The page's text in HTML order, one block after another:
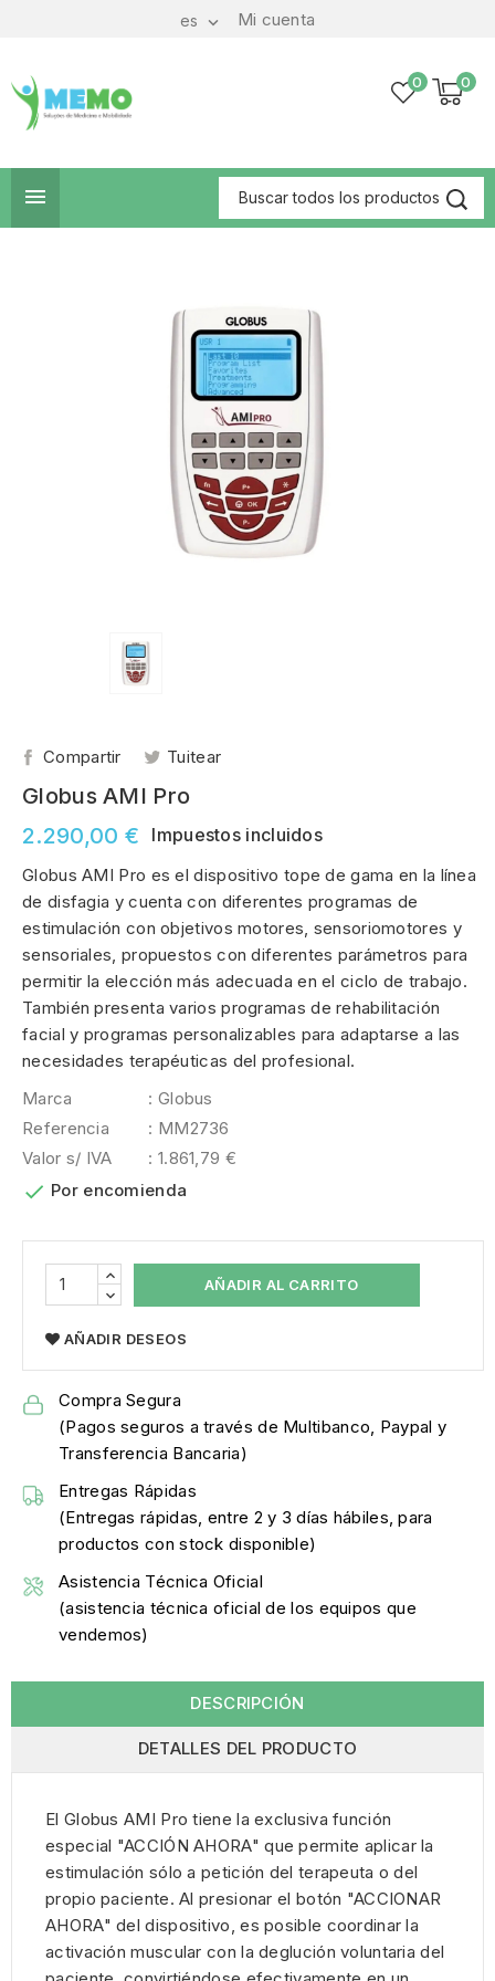
Mi cuenta
es 
0
0

Compartir Tuitear
Globus AMI Pro
2.290,00 €
Impuestos incluidos
Globus AMI Pro es el dispositivo tope de gama en la línea
de disfagia y cuenta con diferentes programas de
estimulación con objetivos motores, sensoriomotores y
sensoriales, propuestos con diferentes parámetros para
permitir la elección más adecuada en el ciclo de trabajo.
También presenta varios programas de rehabilitación
facial y programas personalizables para adaptarse a las
necesidades terapéuticas del profesional.
Marca
: Globus
Referencia
: MM2736
Valor s/ IVA
: 1.861,79 €
 Por encomienda
AÑADIR AL CARRITO
AÑADIR DESEOS
Compra Segura
(Pagos seguros a través de Multibanco, Paypal y
Transferencia Bancaria)
Entregas Rápidas
(Entregas rápidas, entre 2 y 3 días hábiles, para
productos con stock disponible)
Asistencia Técnica Oficial
(asistencia técnica oficial de los equipos que
vendemos)
DESCRIPCIÓN
DETALLES DEL PRODUCTO
El Globus AMI Pro tiene la exclusiva función
especial "ACCIÓN AHORA" que permite aplicar la
estimulación sólo a petición del terapeuta o del
propio paciente. Al presionar el botón "ACCIONAR
AHORA" del dispositivo, es posible coordinar la
activación muscular con la deglución voluntaria del